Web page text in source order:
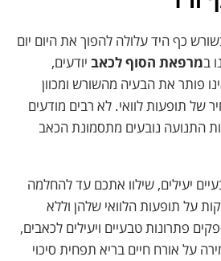
כף היד עלולה להפוך את היום יום
במרפאת הסוף לכאב יודעים,
פותר את הבעיה מהשורש ומכוון
של תופעות לוואי. לא רבים מודעים
התנועה נובעים מתסמונת הכאב
יעילים, שילוו אתכם עד להחלמה
על תופעות הלוואי שלהן וללא
פתרונות טבעיים ויעילים לכאבים,
על אורח חיים בריא תפחית סיכוי